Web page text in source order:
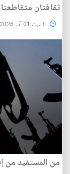
ثقافتان
السبت 01 آب 2026
من المستفيد من